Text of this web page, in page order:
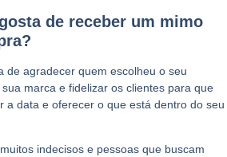
de receber um mimo
de agradecer quem escolheu o seu
marca e fidelizar os clientes para que
a data e oferecer o que está dentro do seu
indecisos e pessoas que buscam